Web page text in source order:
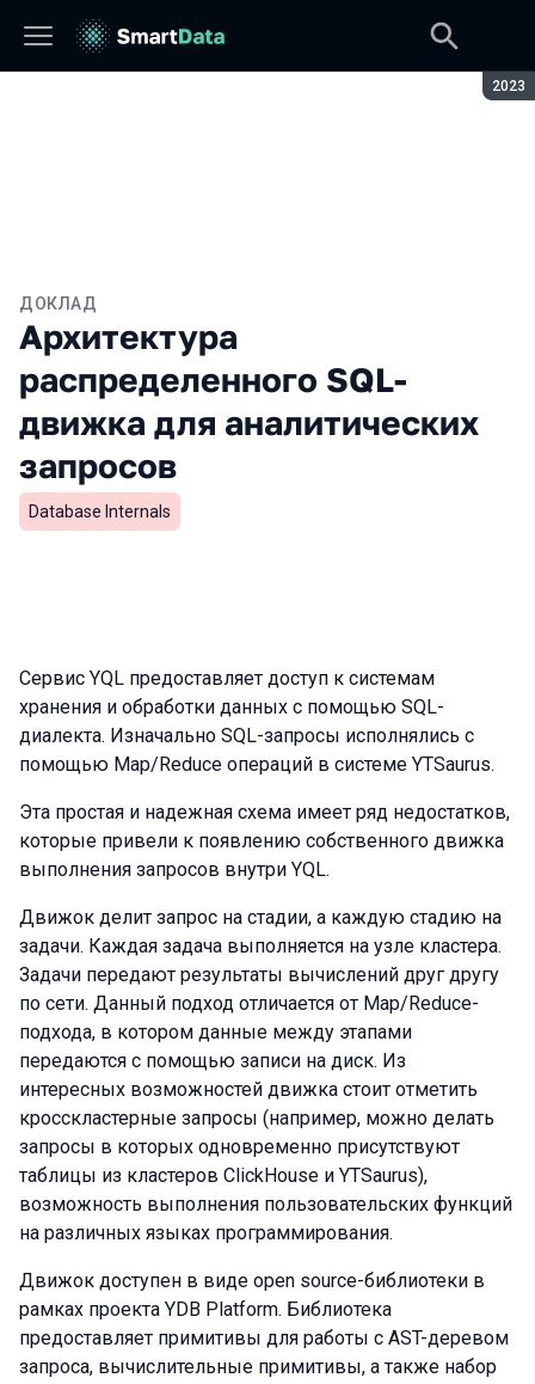
2023
ДОКЛАД
Архитектура
распределенного SQL-
движка для аналитических
запросов
Database Internals
Сервис YQL предоставляет доступ к системам
хранения и обработки данных с помощью SQL-
диалекта. Изначально SQL-запросы исполнялись с
помощью Map/Reduce операций в системе YTSaurus.
Эта простая и надежная схема имеет ряд недостатков,
которые привели к появлению собственного движка
выполнения запросов внутри YQL.
Движок делит запрос на стадии, а каждую стадию на
задачи. Каждая задача выполняется на узле кластера.
Задачи передают результаты вычислений друг другу
по сети. Данный подход отличается от Map/Reduce-
подхода, в котором данные между этапами
передаются с помощью записи на диск. Из
интересных возможностей движка стоит отметить
кросскластерные запросы (например, можно делать
запросы в которых одновременно присутствуют
таблицы из кластеров ClickHouse и YTSaurus),
возможность выполнения пользовательских функций
на различных языках программирования.
Движок доступен в виде open source-библиотеки в
рамках проекта YDB Platform. Библиотека
предоставляет примитивы для работы с AST-деревом
запроса, вычислительные примитивы, а также набор